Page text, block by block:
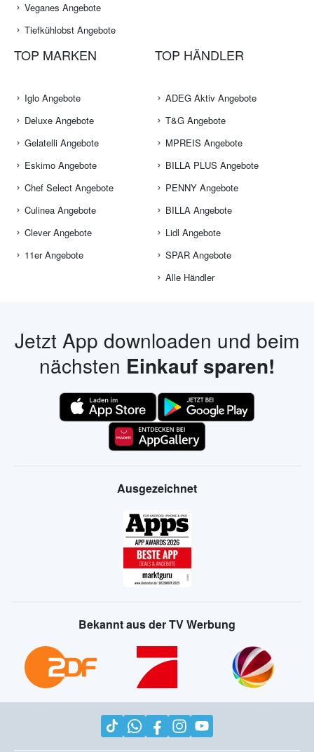
Veganes Angebote
Tiefkühlobst Angebote
TOP MARKEN
Iglo Angebote
Deluxe Angebote
Gelatelli Angebote
Eskimo Angebote
Chef Select Angebote
Culinea Angebote
Clever Angebote
11er Angebote
TOP HÄNDLER
ADEG Aktiv Angebote
T&G Angebote
MPREIS Angebote
BILLA PLUS Angebote
PENNY Angebote
BILLA Angebote
Lidl Angebote
SPAR Angebote
Alle Händler
Jetzt App downloaden und beim
nächsten Einkauf sparen!
Ausgezeichnet
Bekannt aus der TV Werbung